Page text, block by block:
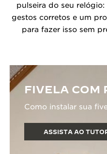
pulseira do seu relógio:
gestos corretos e um
para fazer isso sem
FIVELA COM
Como instalar sua
ASSISTA AO